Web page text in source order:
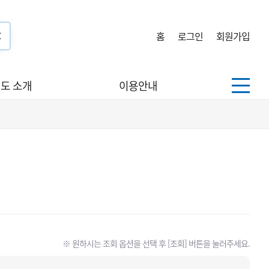
홈 로그인 회원가입
소개 이용안내
※ 원하시는 조회 옵션을 선택 후 [조회] 버튼을 눌러주세요.